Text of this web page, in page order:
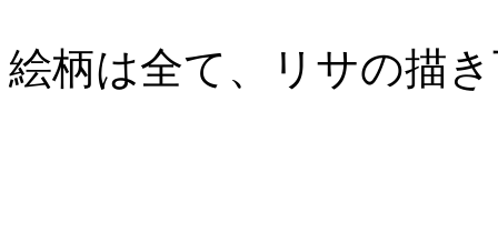
絵柄は全て、リサの描